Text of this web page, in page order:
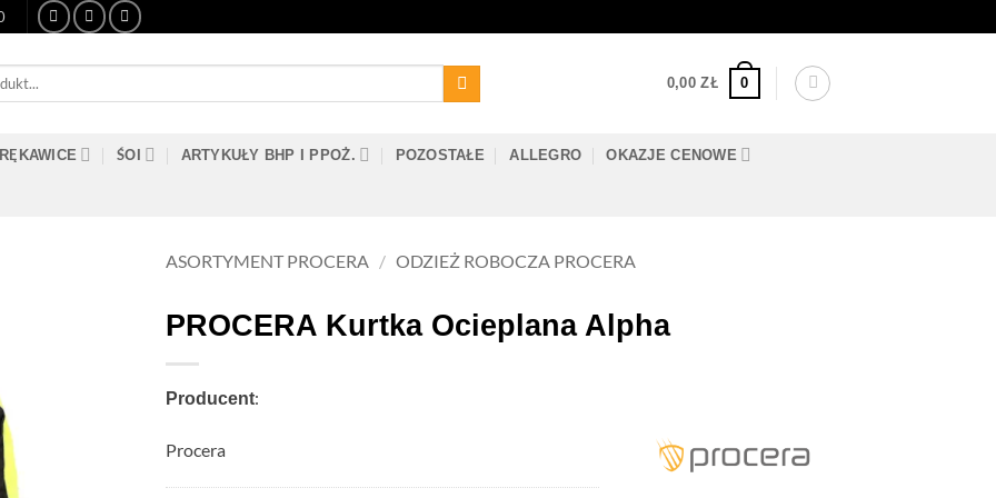
0,00ZŁ 0
RĘKAWICE ŚOI ARTYKUŁY BHP I PPOŻ. POZOSTAŁE ALLEGRO OKAZJE CENOWE
ASORTYMENT PROCERA / ODZIEŻ ROBOCZA PROCERA
PROCERA Kurtka Ocieplana Alpha
Producent:
Procera